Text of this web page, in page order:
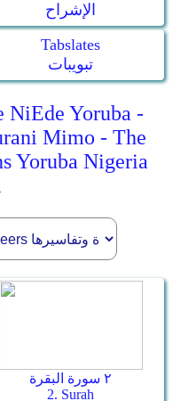
الإشراح
Tabslates
تبويبات
NiEde Yoruba -
Mimo - The
Yoruba Nigeria
٢ سورة البقرة
2. Surah